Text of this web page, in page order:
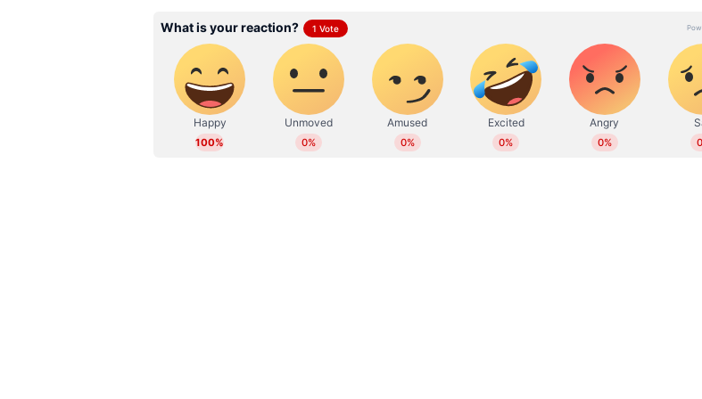
നടത്താതെയാണ് നിർമ്മാണം തുടങ്ങിയതെന്ന് കാട്ടി വയനാട് പ്രകതി
സംരക്ഷസമിതിയും രംഗത്തുണ്ടായിരുന്നു. ചൂരൽമല, പുത്തുമല കവളപ്പാറ
ഉരുൾപൊട്ടൽ ദുരന്തം തുരങ്കം വരുന്ന മേഖലയിലാണ്. സൂക്ഷമമായി പരിശോധിച്ച
ശേഷമാണ് പദ്ധതി നടപ്പാക്കേണ്ടതെന്നായിരുന്നു വി ഡി സതീശൻറ അഭിപ്രായം.